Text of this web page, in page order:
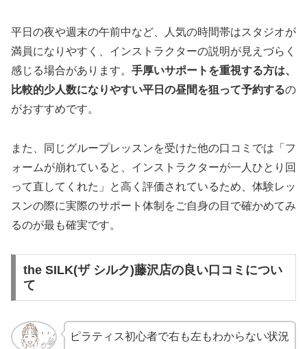
平日の夜や週末の午前中など、人気の時間帯はスタジオが
満員になりやすく、インストラクターの説明が見えづらく
感じる場合があります。 手厚いサポートを重視する方は、
比較的少人数になりやすい平日の昼間を狙って予約するの
がおすすめです。
また、同じグループレッスンを受けた他の口コミでは「フ
ォームが崩れていると、インストラクターが一人ひとり回
って直してくれた」と高く評価されているため、体験レッ
スンの際に実際のサポート体制をご自身の目で確かめてみ
るのが最も確実です。
the SILK(ザ シルク)藤沢店の良い口コミについ
て
ピラティス初心者で右も左もわからない状況